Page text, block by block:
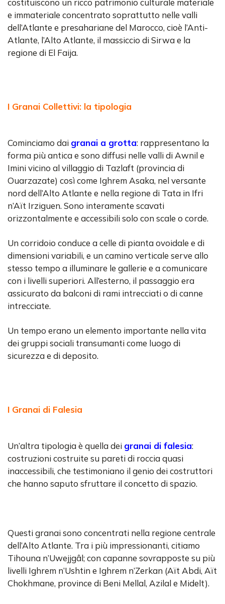
costituiscono un ricco patrimonio culturale materiale
e immateriale concentrato soprattutto nelle valli
dell’Atlante e presahariane del Marocco, cioè l’Anti-
Atlante, l’Alto Atlante, il massiccio di Sirwa e la
regione di El Faija.
I Granai Collettivi: la tipologia
Cominciamo dai granai a grotta: rappresentano la
forma più antica e sono diffusi nelle valli di Awnil e
Imini vicino al villaggio di Tazlaft (provincia di
Ouarzazate) così come Ighrem Asaka, nel versante
nord dell’Alto Atlante e nella regione di Tata in Ifri
n’Aït Irziguen. Sono interamente scavati
orizzontalmente e accessibili solo con scale o corde.
Un corridoio conduce a celle di pianta ovoidale e di
dimensioni variabili, e un camino verticale serve allo
stesso tempo a illuminare le gallerie e a comunicare
con i livelli superiori. All’esterno, il passaggio era
assicurato da balconi di rami intrecciati o di canne
intrecciate.
Un tempo erano un elemento importante nella vita
dei gruppi sociali transumanti come luogo di
sicurezza e di deposito.
I Granai di Falesia
Un’altra tipologia è quella dei granai di falesia:
costruzioni costruite su pareti di roccia quasi
inaccessibili, che testimoniano il genio dei costruttori
che hanno saputo sfruttare il concetto di spazio.
Questi granai sono concentrati nella regione centrale
dell’Alto Atlante. Tra i più impressionanti, citiamo
Tihouna n’Uwejjgâl; con capanne sovrapposte su più
livelli Ighrem n’Ushtin e Ighrem n’Zerkan (Aït Abdi, Aït
Chokhmane, province di Beni Mellal, Azilal e Midelt).